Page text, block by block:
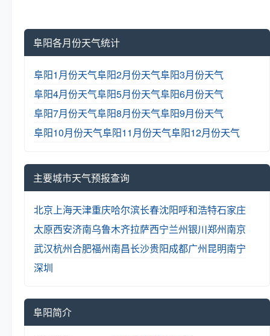
阜阳各月份天气统计
阜阳1月份天气阜阳2月份天气阜阳3月份天气
阜阳4月份天气阜阳5月份天气阜阳6月份天气
阜阳7月份天气阜阳8月份天气阜阳9月份天气
阜阳10月份天气阜阳11月份天气阜阳12月份天气
主要城市天气预报查询
北京上海天津重庆哈尔滨长春沈阳呼和浩特石家庄
太原西安济南乌鲁木齐拉萨西宁兰州银川郑州南京
武汉杭州合肥福州南昌长沙贵阳成都广州昆明南宁
深圳
阜阳简介